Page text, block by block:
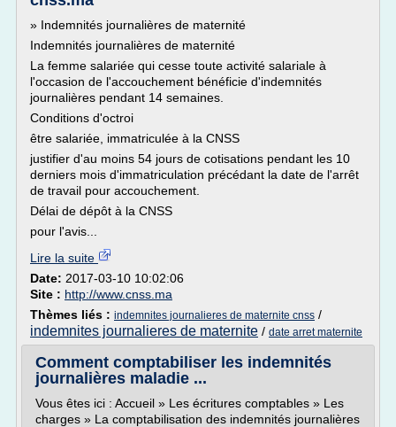
» Indemnités journalières de maternité
Indemnités journalières de maternité
La femme salariée qui cesse toute activité salariale à
l'occasion de l'accouchement bénéficie d'indemnités
journalières pendant 14 semaines.
Conditions d'octroi
être salariée, immatriculée à la CNSS
justifier d'au moins 54 jours de cotisations pendant les 10
derniers mois d'immatriculation précédant la date de l'arrêt
de travail pour accouchement.
Délai de dépôt à la CNSS
pour l'avis...
Lire la suite
Date: 2017-03-10 10:02:06
Site : http://www.cnss.ma
Thèmes liés : indemnites journalieres de maternite cnss /
indemnites journalieres de maternite / date arret maternite
Comment comptabiliser les indemnités
journalières maladie ...
Vous êtes ici : Accueil » Les écritures comptables » Les
charges » La comptabilisation des indemnités journalières